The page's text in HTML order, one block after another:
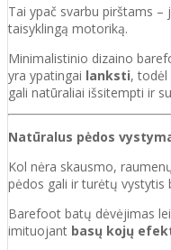
Tai ypač svarbu pirštams –
taisyklingą motoriką.
Minimalistinio dizaino
yra ypatingai lanksti, todėl
gali natūraliai išsitempti ir
Natūralus pėdos
Kol nėra skausmo,
pėdos gali ir turėtų vystytis
Barefoot batų dėvėjimas
imituojant basų kojų